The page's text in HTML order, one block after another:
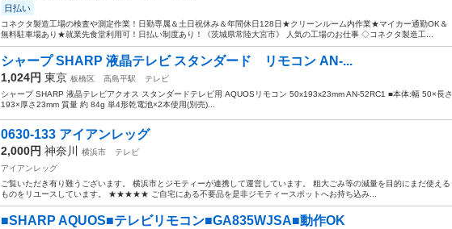
日払い
コネクタ製造工場の検査や測定作業！日勤専属＆土日祝休み＆年間休日128日★クリーンルーム内作業★マイカー通勤OK＆
無料駐車場あり★就業先食堂利用可！日払い制度あり！《茨城県常陸大宮市》 人気の工場のお仕事 ◇コネクタ製造工...
シャープ SHARP 液晶テレビ スタンダード リモコン AN-...
1,024円 東京 板橋区 高島平駅
テレビ
シャープ SHARP 液晶テレビアクオス スタンダードテレビ用 AQUOSリモコン 50x193x23mm AN-52RC1 ■本体:幅 50×長さ
193×厚さ23mm 質量 約 84g 単4形乾電池×2本使用(別売)...
0630-133 アイアンレッグ
2,000円 神奈川 横浜市
テレビ
アイアンレッグ
ご覧いただき有り難うございます。 横浜市とジモティーが連携して運営しています。 粗⼤ごみ等の減量を⽬的にまだ使える
ものをリユースしています。 ★★★★★ ご自宅にある不要品を是非ジモティースポットへお持ち込み...
■SHARP AQUOS■テレビリモコン■GA835WJSA■動作OK